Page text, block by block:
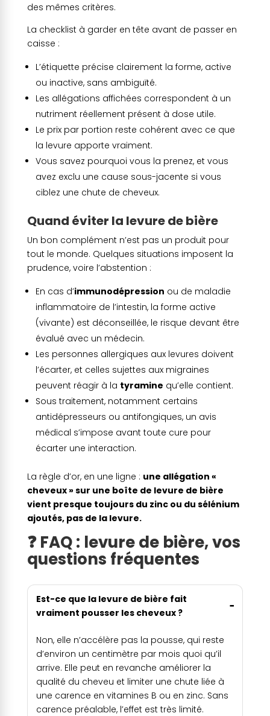
des mêmes critères.
La checklist à garder en tête avant de passer en
caisse :
L’étiquette précise clairement la forme, active
ou inactive, sans ambiguïté.
Les allégations affichées correspondent à un
nutriment réellement présent à dose utile.
Le prix par portion reste cohérent avec ce que
la levure apporte vraiment.
Vous savez pourquoi vous la prenez, et vous
avez exclu une cause sous-jacente si vous
ciblez une chute de cheveux.
Quand éviter la levure de bière
Un bon complément n’est pas un produit pour
tout le monde. Quelques situations imposent la
prudence, voire l’abstention :
En cas d’immunodépression ou de maladie
inflammatoire de l’intestin, la forme active
(vivante) est déconseillée, le risque devant être
évalué avec un médecin.
Les personnes allergiques aux levures doivent
l’écarter, et celles sujettes aux migraines
peuvent réagir à la tyramine qu’elle contient.
Sous traitement, notamment certains
antidépresseurs ou antifongiques, un avis
médical s’impose avant toute cure pour
écarter une interaction.
La règle d’or, en une ligne : une allégation «
cheveux » sur une boîte de levure de bière
vient presque toujours du zinc ou du sélénium
ajoutés, pas de la levure.
❓ FAQ : levure de bière, vos
questions fréquentes
Est-ce que la levure de bière fait
vraiment pousser les cheveux ?
Non, elle n’accélère pas la pousse, qui reste
d’environ un centimètre par mois quoi qu’il
arrive. Elle peut en revanche améliorer la
qualité du cheveu et limiter une chute liée à
une carence en vitamines B ou en zinc. Sans
carence préalable, l’effet est très limité.